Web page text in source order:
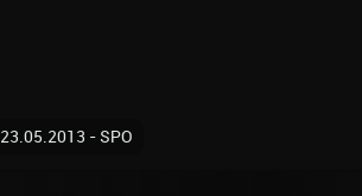
23.05.2013 - SPO